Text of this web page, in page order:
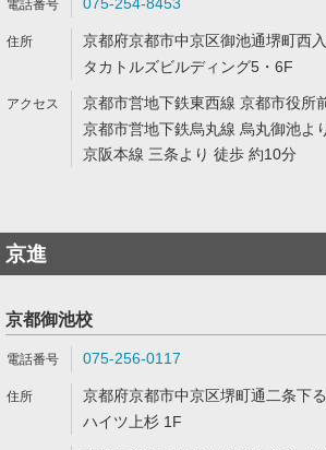
京都府京都市中京区御池通堺町西
タカトルズビルディング5・6F
京都市営地下鉄東西線 京都市役所
京都市営地下鉄烏丸線 烏丸御池よ
京阪本線 三条より 徒歩 約10分
京進
京都御池校
075-256-0117
京都府京都市中京区堺町通二条下
ハイツ上杉 1F